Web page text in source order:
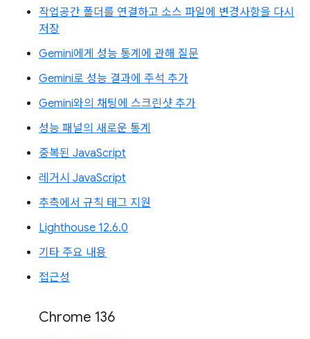
작업공간 폴더를 연결하고 소스 파일에 변경사항을 다시
저장
Gemini에게 성능 통계에 관해 질문
Gemini로 성능 결과에 주석 추가
Gemini와의 채팅에 스크린샷 추가
성능 패널의 새로운 통계
중복된 JavaScript
레거시 JavaScript
추측에서 규칙 태그 지원
Lighthouse 12.6.0
기타 주요 내용
접근성
Chrome 136